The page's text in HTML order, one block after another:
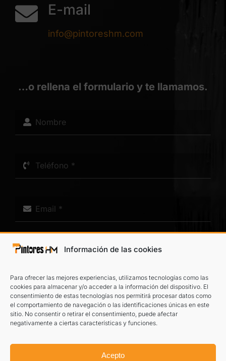
Información de las cookies
Para ofrecer las mejores experiencias, utilizamos tecnologías como las
cookies para almacenar y/o acceder a la información del dispositivo. El
consentimiento de estas tecnologías nos permitirá procesar datos como
el comportamiento de navegación o las identificaciones únicas en este
sitio. No consentir o retirar el consentimiento, puede afectar
negativamente a ciertas características y funciones.
Acepto
E-mail
info@pintoreshm.com
…o rellena el formulario y te llamamos.
He leído y acepto elaviso legaly la política de privacidad
TE LLAMAMOS